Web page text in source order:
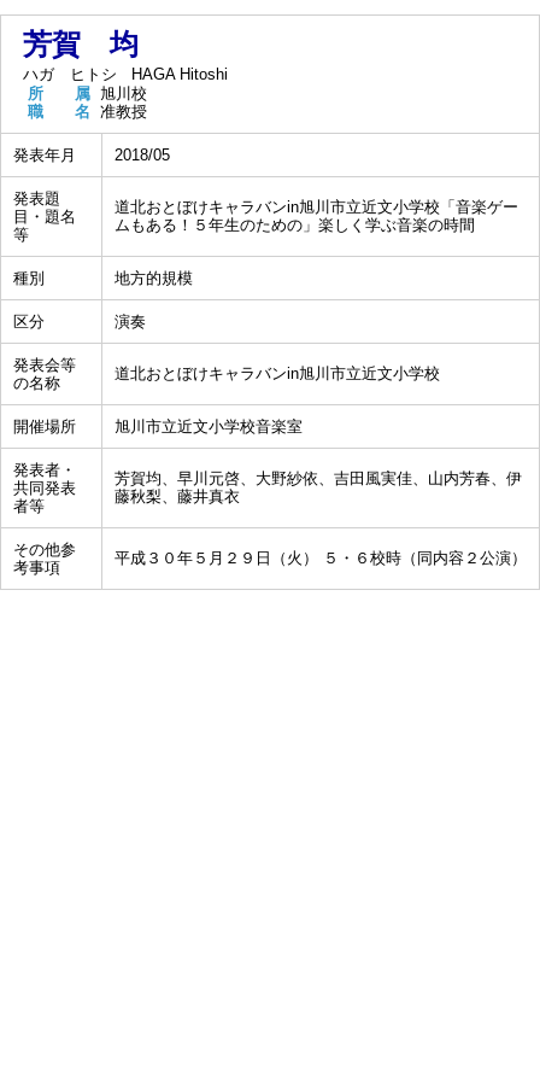
芳賀 均
ハガ ヒトシ
HAGA Hitoshi
所 属 旭川校
職 名 准教授
発表年月 2018/05
発表題
目・題名
等
道北おとぼけキャラバンin旭川市立近文小学校「音楽ゲー
ムもある！５年生のための」楽しく学ぶ音楽の時間
種別 地方的規模
区分 演奏
発表会等
の名称
道北おとぼけキャラバンin旭川市立近文小学校
開催場所 旭川市立近文小学校音楽室
発表者・
共同発表
者等
芳賀均、早川元啓、大野紗依、吉田風実佳、山内芳春、伊
藤秋梨、藤井真衣
その他参
考事項
平成３０年５月２９日（火） ５・６校時（同内容２公演）